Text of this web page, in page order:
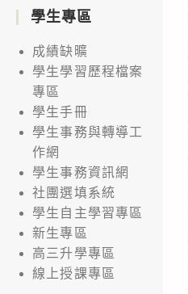
學生專區
成績缺曠
學生學習歷程檔案
專區
學生手冊
學生事務與轉導工
作網
學生事務資訊網
社團選填系統
學生自主學習專區
新生專區
高三升學專區
線上授課專區